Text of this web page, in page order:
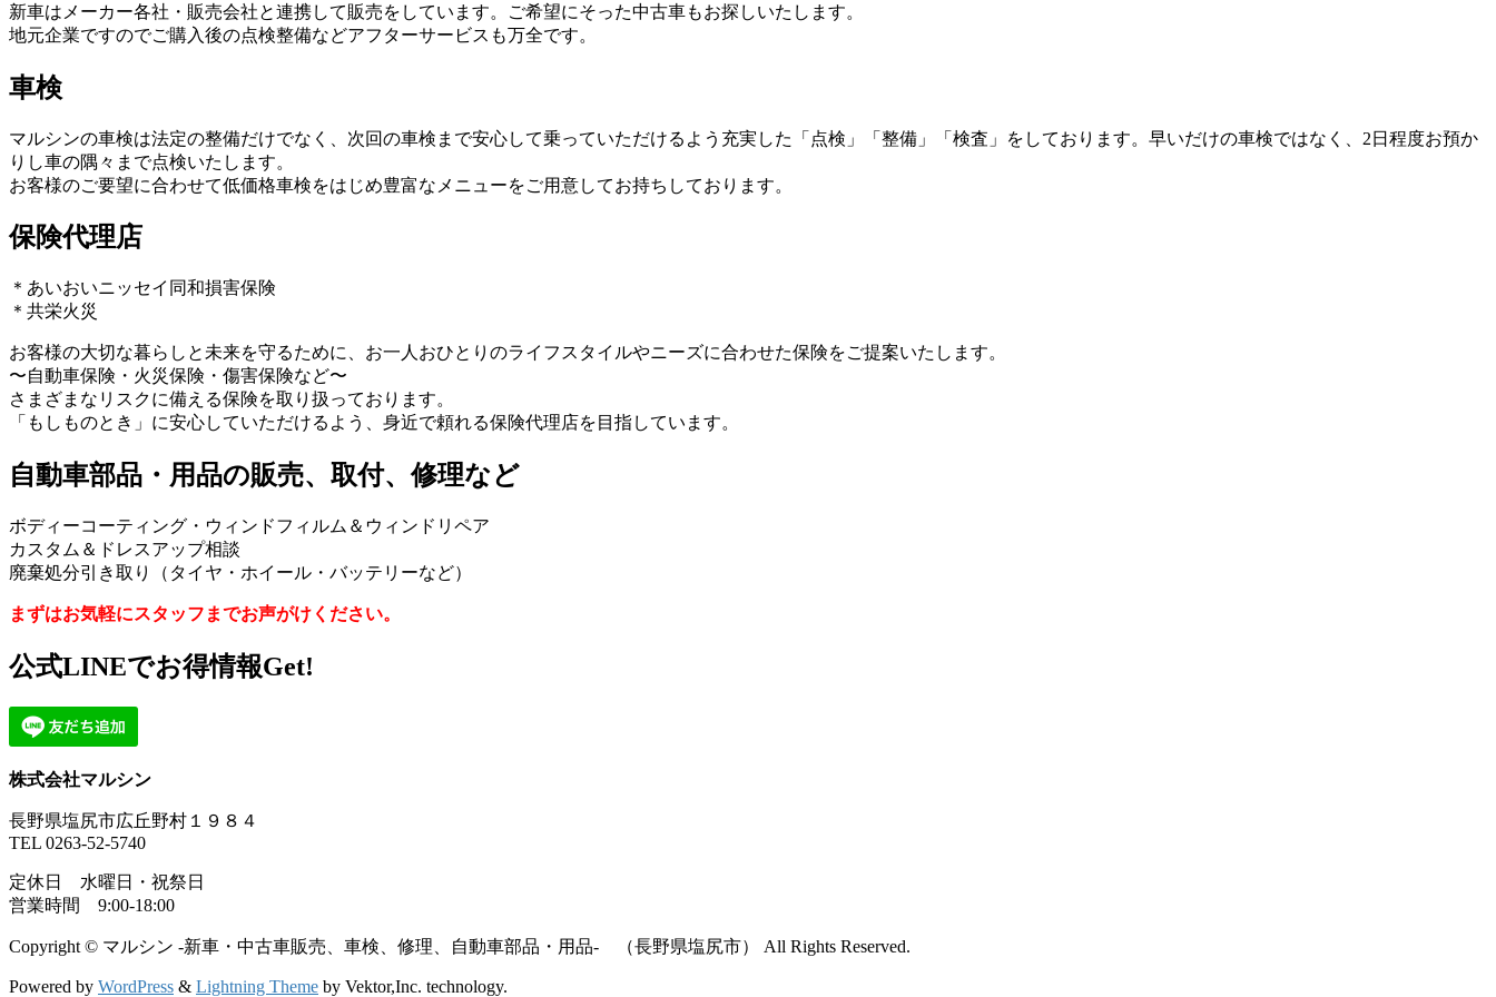
新車はメーカー各社・販売会社と連携して販売をしています。ご希望にそった中古車もお探しいたします。
地元企業ですのでご購入後の点検整備などアフターサービスも万全です。
車検
マルシンの車検は法定の整備だけでなく、次回の車検まで安心して乗っていただけるよう充実した「点検」「整備」「検査」をしております。早いだけの車検ではなく、2日程度お預か
りし車の隅々まで点検いたします。
お客様のご要望に合わせて低価格車検をはじめ豊富なメニューをご用意してお持ちしております。
保険代理店
＊あいおいニッセイ同和損害保険
＊共栄火災
お客様の大切な暮らしと未来を守るために、お一人おひとりのライフスタイルやニーズに合わせた保険をご提案いたします。
〜自動車保険・火災保険・傷害保険など〜
さまざまなリスクに備える保険を取り扱っております。
「もしものとき」に安心していただけるよう、身近で頼れる保険代理店を目指しています。
自動車部品・用品の販売、取付、修理など
ボディーコーティング・ウィンドフィルム＆ウィンドリペア
カスタム＆ドレスアップ相談
廃棄処分引き取り（タイヤ・ホイール・バッテリーなど）
まずはお気軽にスタッフまでお声がけください。
公式LINEでお得情報Get!
株式会社マルシン
長野県塩尻市広丘野村１９８４
TEL 0263-52-5740
定休日 水曜日・祝祭日
営業時間 9:00-18:00
Copyright © マルシン -新車・中古車販売、車検、修理、自動車部品・用品- （長野県塩尻市） All Rights Reserved.
Powered by WordPress & Lightning Theme by Vektor,Inc. technology.